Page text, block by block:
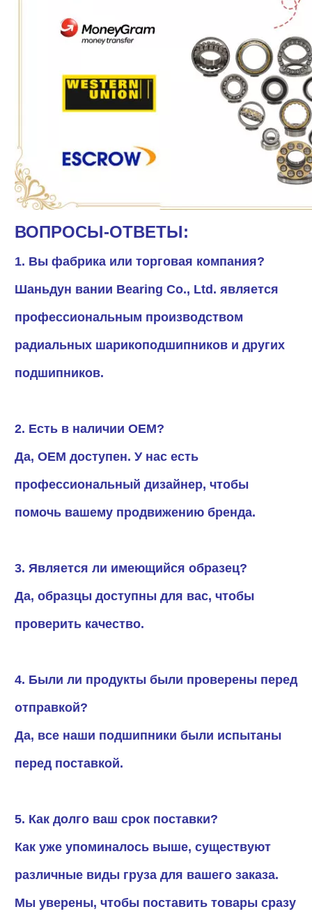
ВОПРОСЫ-ОТВЕТЫ:
1. Вы фабрика или торговая компания?
Шаньдун вании Bearing Co., Ltd. является
профессиональным производством
радиальных шарикоподшипников и других
подшипников.
2. Есть в наличии OEM?
Да, OEM доступен. У нас есть
профессиональный дизайнер, чтобы
помочь вашему продвижению бренда.
3. Является ли имеющийся образец?
Да, образцы доступны для вас, чтобы
проверить качество.
4. Были ли продукты были проверены перед
отправкой?
Да, все наши подшипники были испытаны
перед поставкой.
5. Как долго ваш срок поставки?
Как уже упоминалось выше, существуют
различные виды груза для вашего заказа.
Мы уверены, чтобы поставить товары сразу